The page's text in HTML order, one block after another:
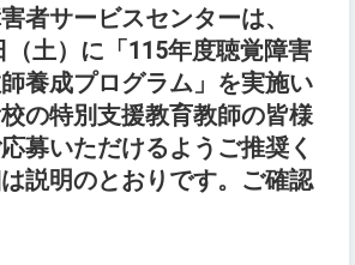
者サービスセンターは、
（土）に「115年度聴覚障害
養成プログラム」を実施い
の特別支援教育教師の皆様
募いただけるようご推奨く
説明のとおりです。ご確認